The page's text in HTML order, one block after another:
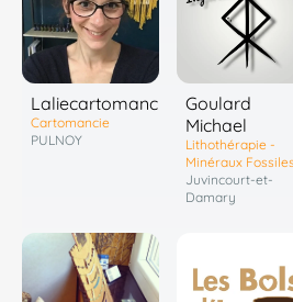
Laliecartomancie
Cartomancie
PULNOY
Goulard
Michael
Lithothérapie -
Minéraux Fossiles
Juvincourt-et-
Damary